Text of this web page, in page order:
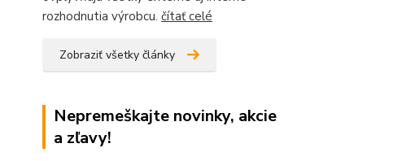
rozhodnutia výrobcu. čítať celé
Zobraziť všetky články
Nepremeškajte novinky, akcie
a zľavy!